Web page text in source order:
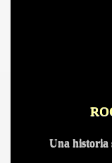
Una historia